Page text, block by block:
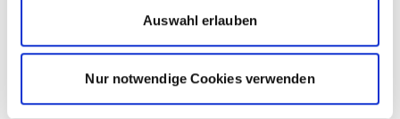
Auswahl erlauben
Nur notwendige Cookies verwenden